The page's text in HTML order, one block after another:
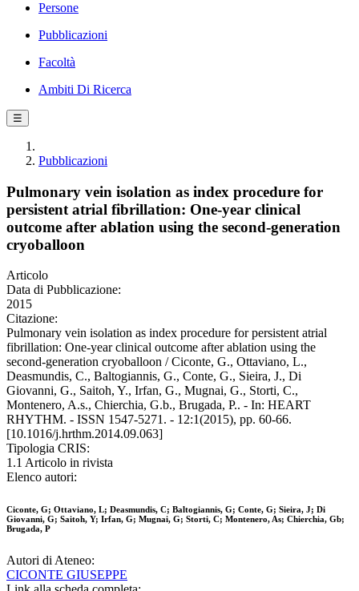
Persone
Pubblicazioni
Facoltà
Ambiti Di Ricerca
☰
Pubblicazioni
Pulmonary vein isolation as index procedure for
persistent atrial fibrillation: One-year clinical
outcome after ablation using the second-generation
cryoballoon
Articolo
Data di Pubblicazione:
2015
Citazione:
Pulmonary vein isolation as index procedure for persistent atrial
fibrillation: One-year clinical outcome after ablation using the
second-generation cryoballoon / Ciconte, G., Ottaviano, L.,
Deasmundis, C., Baltogiannis, G., Conte, G., Sieira, J., Di
Giovanni, G., Saitoh, Y., Irfan, G., Mugnai, G., Storti, C.,
Montenero, A.s., Chierchia, G.b., Brugada, P.. - In: HEART
RHYTHM. - ISSN 1547-5271. - 12:1(2015), pp. 60-66.
[10.1016/j.hrthm.2014.09.063]
Tipologia CRIS:
1.1 Articolo in rivista
Elenco autori:
Ciconte, G; Ottaviano, L; Deasmundis, C; Baltogiannis, G; Conte, G; Sieira, J; Di
Giovanni, G; Saitoh, Y; Irfan, G; Mugnai, G; Storti, C; Montenero, As; Chierchia, Gb;
Brugada, P
Autori di Ateneo:
CICONTE GIUSEPPE